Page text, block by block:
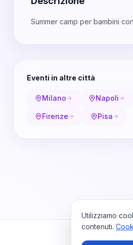
Summer camp per bambini
Eventi in altre città
Milano Napoli
Firenze Pisa
Utilizziamo
contenuti.